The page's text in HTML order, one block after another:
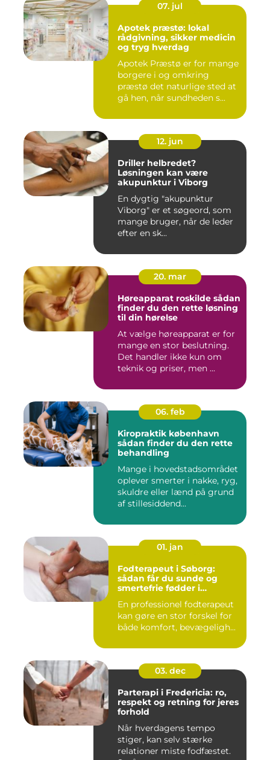
07. jul
Apotek præstø: lokal
rådgivning, sikker medicin
og tryg hverdag
Apotek Præstø er for mange
borgere i og omkring
præstø det naturlige sted at
gå hen, når sundheden s...
12. jun
Driller helbredet?
Løsningen kan være
akupunktur i Viborg
En dygtig "akupunktur
Viborg" er et søgeord, som
mange bruger, når de leder
efter en sk...
20. mar
Høreapparat roskilde sådan
finder du den rette løsning
til din hørelse
At vælge høreapparat er for
mange en stor beslutning.
Det handler ikke kun om
teknik og priser, men ...
06. feb
Kiropraktik københavn
sådan finder du den rette
behandling
Mange i hovedstadsområdet
oplever smerter i nakke, ryg,
skuldre eller lænd på grund
af stillesiddend...
01. jan
Fodterapeut i Søborg:
sådan får du sunde og
smertefrie fødder i
En professionel fodterapeut
kan gøre en stor forskel for
både komfort, bevægeligh...
03. dec
Parterapi i Fredericia: ro,
respekt og retning for jeres
forhold
Når hverdagens tempo
stiger, kan selv stærke
relationer miste fodfæstet.